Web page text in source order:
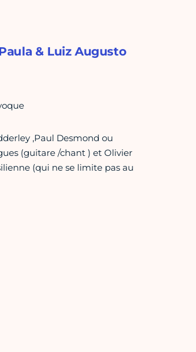
& Luiz Augusto
,Paul Desmond ou
(guitare /chant ) et Olivier
(qui ne se limite pas au